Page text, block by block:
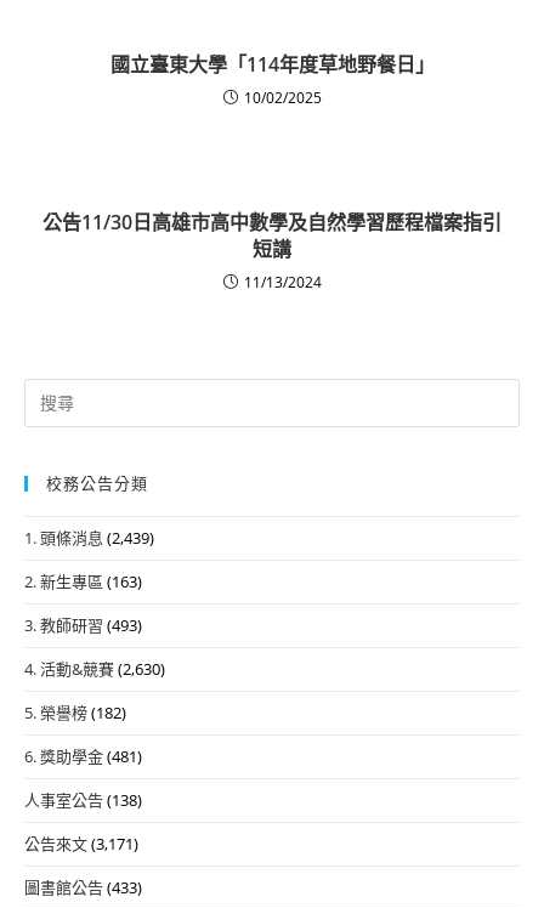
國立臺東大學「114年度草地野餐日」
10/02/2025
公告11/30日高雄市高中數學及自然學習歷程檔案指引
短講
11/13/2024
Search
for:
校務公告分類
1. 頭條消息 (2,439)
2. 新生專區 (163)
3. 教師研習 (493)
4. 活動&競賽(2,630)
5. 榮譽榜(182)
6. 獎助學金(481)
人事室公告(138)
公告來文(3,171)
圖書館公告(433)